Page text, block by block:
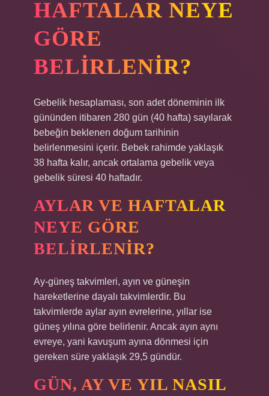
HAFTALAR NEYE
GÖRE
BELIRLENIR?
Gebelik hesaplaması, son adet döneminin ilk
gününden itibaren 280 gün (40 hafta) sayılarak
bebeğin beklenen doğum tarihinin
belirlenmesini içerir. Bebek rahimde yaklaşık
38 hafta kalır, ancak ortalama gebelik veya
gebelik süresi 40 haftadır.
AYLAR VE HAFTALAR
NEYE GÖRE
BELIRLENIR?
Ay-güneş takvimleri, ayın ve güneşin
hareketlerine dayalı takvimlerdir. Bu
takvimlerde aylar ayın evrelerine, yıllar ise
güneş yılına göre belirlenir. Ancak ayın aynı
evreye, yani kavuşum ayına dönmesi için
gereken süre yaklaşık 29,5 gündür.
GÜN, AY VE YIL NASIL